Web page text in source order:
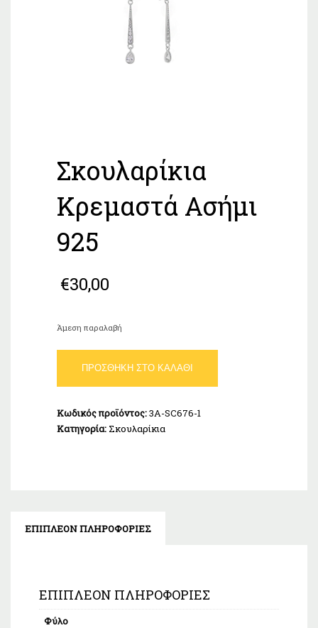
Σκουλαρίκια
Κρεμαστά Ασήμι
925
€30,00
Άμεση παραλαβή
Κρεμαστά
Ασήμι
ποσότητα
ΠΡΟΣΘΉΚΗ ΣΤΟ ΚΑΛΆΘΙ
Κωδικός προϊόντος:3A-SC676-1
Κατηγορία: Σκουλαρίκια
ΕΠΙΠΛΈΟΝ ΠΛΗΡΟΦΟΡΊΕΣ
ΕΠΙΠΛΈΟΝ ΠΛΗΡΟΦΟΡΊΕΣ
Φύλο